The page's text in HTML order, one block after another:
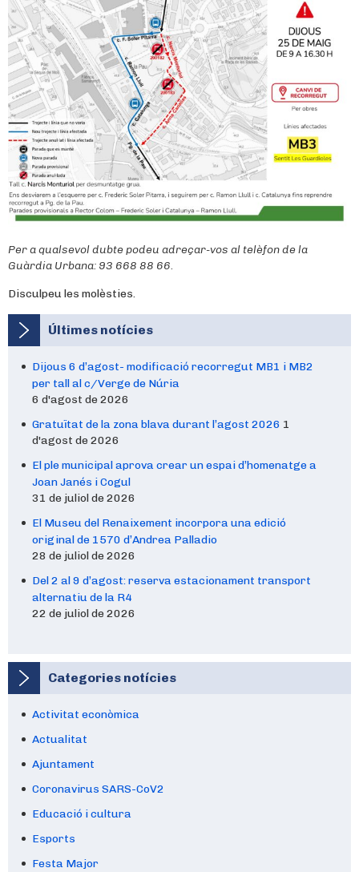
Per a qualsevol dubte podeu adreçar-vos al telèfon de la
Guàrdia Urbana: 93 668 88 66.
Disculpeu les molèsties.
Últimes notícies
Dijous 6 d’agost- modificació recorregut MB1 i MB2
per tall al c/Verge de Núria
6 d'agost de 2026
Gratuïtat de la zona blava durant l’agost 2026 1
d'agost de 2026
El ple municipal aprova crear un espai d’homenatge a
Joan Janés i Cogul
31 de juliol de 2026
El Museu del Renaixement incorpora una edició
original de 1570 d’Andrea Palladio
28 de juliol de 2026
Del 2 al 9 d’agost: reserva estacionament transport
alternatiu de la R4
22 de juliol de 2026
Categories notícies
Activitat econòmica
Actualitat
Ajuntament
Coronavirus SARS-CoV2
Educació i cultura
Esports
Festa Major